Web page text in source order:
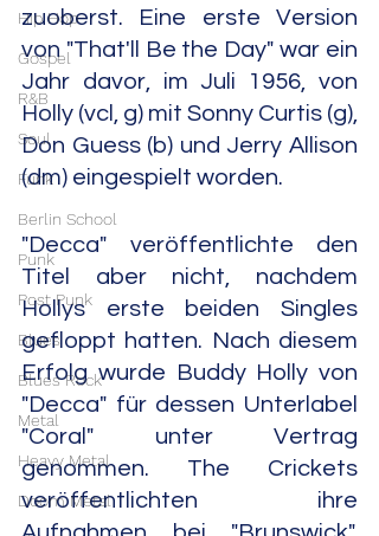
Hip Hop
Gospel
R&B
Soul
Funk
Berlin School
Punk
Post Punk
Blues
Blues Rock
Metal
Heavy Metal
Doom Metal
zuoberst. Eine erste Version
von "That'll Be the Day" war ein
Jahr davor, im Juli 1956, von
Holly (vcl, g) mit Sonny Curtis (g),
Don Guess (b) und Jerry Allison
(dm) eingespielt worden.
"Decca" veröffentlichte den
Titel aber nicht, nachdem
Hollys erste beiden Singles
gefloppt hatten. Nach diesem
Erfolg wurde Buddy Holly von
"Decca" für dessen Unterlabel
"Coral" unter Vertrag
genommen. The Crickets
veröffentlichten ihre